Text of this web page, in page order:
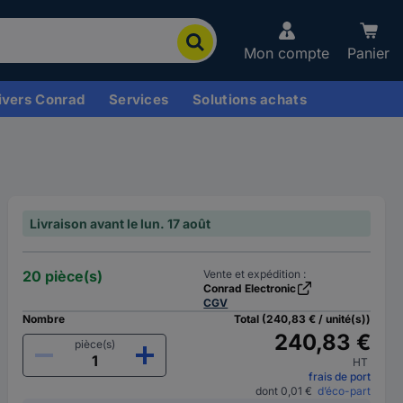
Mon compte Panier
Conrad Services Solutions achats
Livraison avant le lun. 17 août
20 pièce(s)
Vente et expédition :
Conrad Electronic
CGV
Nombre
pièce(s)
Total (240,83 € / unité(s))
240,83 €
HT
frais de port
dont 0,01 € d’éco-part